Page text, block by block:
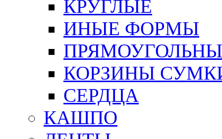
КРУГЛЫЕ
ИНЫЕ ФОРМЫ
КОРЗИНЫ
СЕРДЦА
КАШПО